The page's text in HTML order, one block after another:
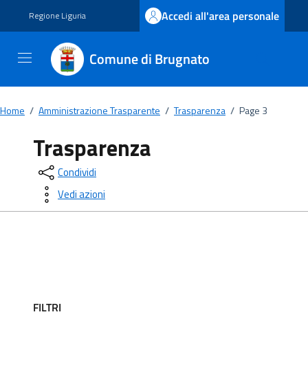
Regione Liguria Accedi all'area personale
Comune di Brugnato
Home / Amministrazione Trasparente / Trasparenza / Page 3
Trasparenza
Condividi
Vedi azioni
FILTRI